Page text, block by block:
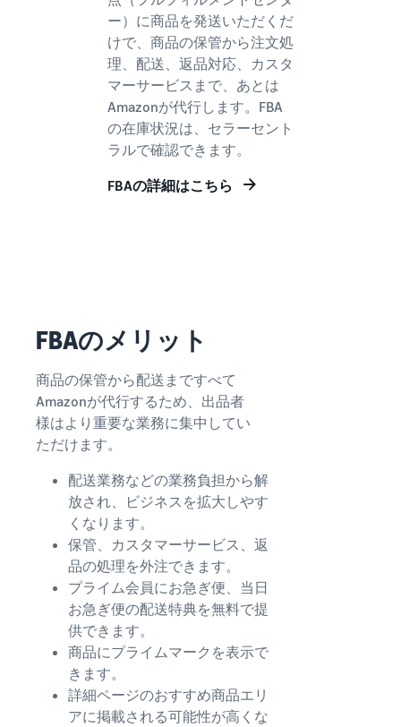
Amazon
出品ブ
Amazon出
品サービス
公式が提供
するネット
品お役立ち
ー）に商品を発送いただくだ
けで、商品の保管から注文処
理、配送、返品対応、カスタ
マーサービスまで、あとは
Amazonが代行します。FBA
の在庫状況は、セラーセント
ラルで確認できます。
FBAの詳細はこちら
FBAのメリット
商品の保管から配送まですべて
Amazonが代行するため、出品者
様はより重要な業務に集中してい
ただけます。
配送業務などの業務負担から解
放され、ビジネスを拡大しやす
くなります。
保管、カスタマーサービス、返
品の処理を外注できます。
プライム会員にお急ぎ便、当日
お急ぎ便の配送特典を無料で提
供できます。
商品にプライムマークを表示で
きます。
詳細ページのおすすめ商品エリ
アに掲載される可能性が高くな